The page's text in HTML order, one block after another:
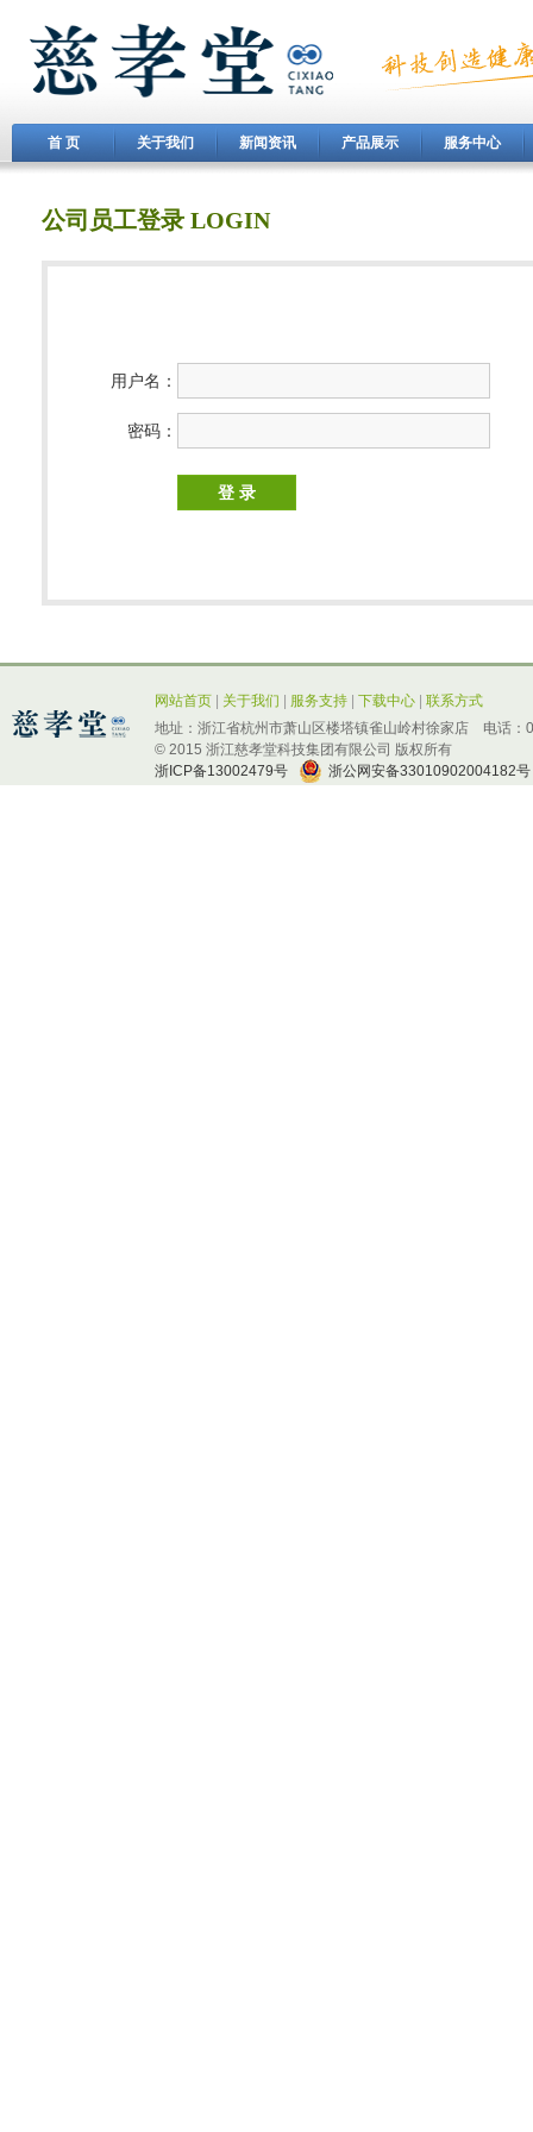
首 页 关于我们 新闻资讯 产品展示 服务中心
公司员工登录 LOGIN
用户名：
密码：
网站首页 关于我们 服务支持 下载中心
联系方式
地址：浙江省杭州市萧山区楼塔镇雀山岭村徐家店 电话：
© 2015 浙江慈孝堂科技集团有限公司 版权所有
浙ICP备13002479号
浙公网安备33010902004182号